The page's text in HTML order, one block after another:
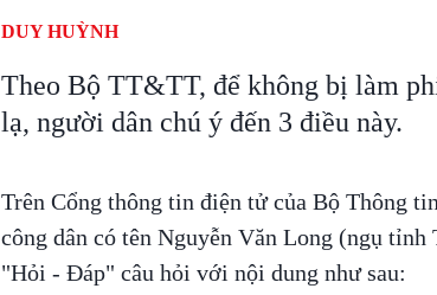
DUY HUỲNH
Theo Bộ TT&TT, để không bị làm
lạ, người dân chú ý đến 3 điều này.
Trên Cổng thông tin điện tử của Bộ Thông
công dân có tên Nguyễn Văn Long (ngụ tỉnh
"Hỏi - Đáp" câu hỏi với nội dung như sau: